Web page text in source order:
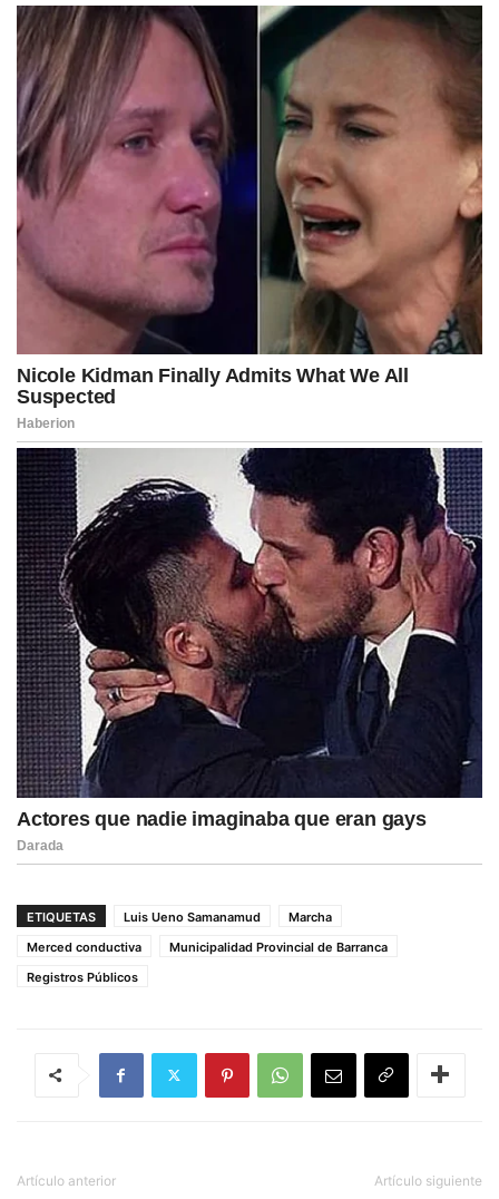
ETIQUETAS Luis Ueno Samanamud
Marcha
Merced conductiva
Municipalidad Provincial de Barranca
Registros Públicos
Artículo anterior Artículo siguiente